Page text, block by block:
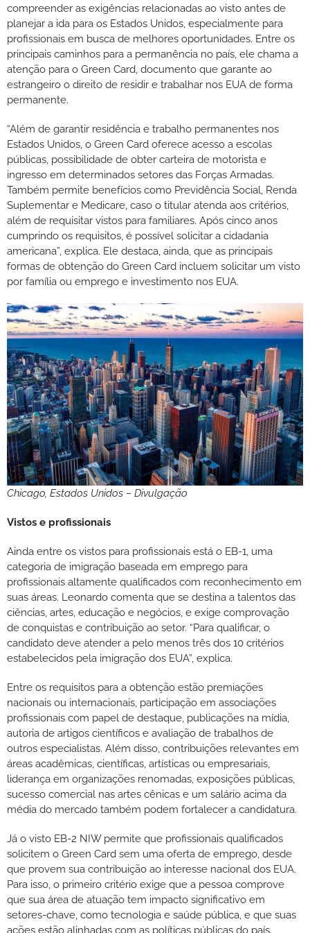
compreender as exigências relacionadas ao visto antes de
planejar a ida para os Estados Unidos, especialmente para
profissionais em busca de melhores oportunidades. Entre os
principais caminhos para a permanência no país, ele chama a
atenção para o Green Card, documento que garante ao
estrangeiro o direito de residir e trabalhar nos EUA de forma
permanente.
“Além de garantir residência e trabalho permanentes nos
Estados Unidos, o Green Card oferece acesso a escolas
públicas, possibilidade de obter carteira de motorista e
ingresso em determinados setores das Forças Armadas.
Também permite benefícios como Previdência Social, Renda
Suplementar e Medicare, caso o titular atenda aos critérios,
além de requisitar vistos para familiares. Após cinco anos
cumprindo os requisitos, é possível solicitar a cidadania
americana”, explica. Ele destaca, ainda, que as principais
formas de obtenção do Green Card incluem solicitar um visto
por família ou emprego e investimento nos EUA.
Chicago, Estados Unidos – Divulgação
Vistos e profissionais
Ainda entre os vistos para profissionais está o EB-1, uma
categoria de imigração baseada em emprego para
profissionais altamente qualificados com reconhecimento em
suas áreas. Leonardo comenta que se destina a talentos das
ciências, artes, educação e negócios, e exige comprovação
de conquistas e contribuição ao setor. “Para qualificar, o
candidato deve atender a pelo menos três dos 10 critérios
estabelecidos pela imigração dos EUA”, explica.
Entre os requisitos para a obtenção estão premiações
nacionais ou internacionais, participação em associações
profissionais com papel de destaque, publicações na mídia,
autoria de artigos científicos e avaliação de trabalhos de
outros especialistas. Além disso, contribuições relevantes em
áreas acadêmicas, científicas, artísticas ou empresariais,
liderança em organizações renomadas, exposições públicas,
sucesso comercial nas artes cênicas e um salário acima da
média do mercado também podem fortalecer a candidatura.
Já o visto EB-2 NIW permite que profissionais qualificados
solicitem o Green Card sem uma oferta de emprego, desde
que provem sua contribuição ao interesse nacional dos EUA.
Para isso, o primeiro critério exige que a pessoa comprove
que sua área de atuação tem impacto significativo em
setores-chave, como tecnologia e saúde pública, e que suas
ações estão alinhadas com as políticas públicas do país.